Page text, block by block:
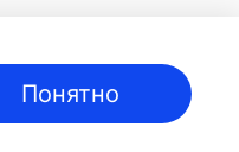
Понятно